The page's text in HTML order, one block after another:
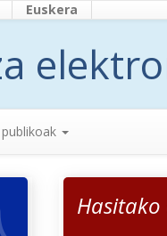
Euskera
Hasitako